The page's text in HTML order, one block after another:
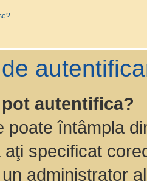
autentifica?
poate întâmpla
specificat
administrator